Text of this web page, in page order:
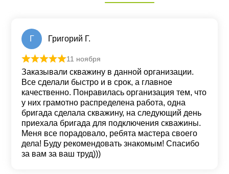
Г Григорий Г.
Оценка
11 ноября
Заказывали скважину в данной организации.
Все сделали быстро и в срок, а главное
качественно. Понравилась организация тем, что
у них грамотно распределена работа, одна
бригада сделала скважину, на следующий день
приехала бригада для подключения скважины.
Меня все порадовало, ребята мастера своего
дела! Буду рекомендовать знакомым! Спасибо
за вам за ваш труд)))